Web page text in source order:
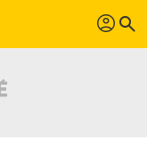
profil search